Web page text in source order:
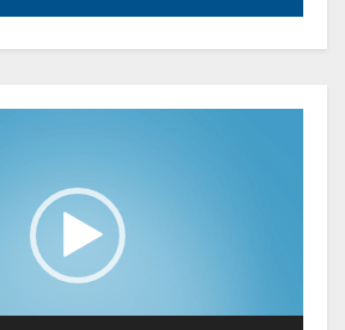
Gabon : L’activité économique a
avec un eurobond de 920 millions
de dollars
Cameroun : L’encours de la dette
publique s’établit à 15 607 milliards